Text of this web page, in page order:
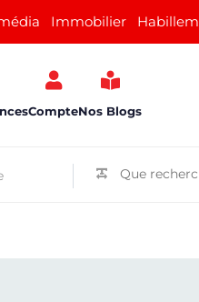
Immobilier
CompteNos Blogs